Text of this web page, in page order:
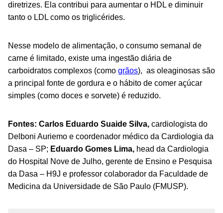
diretrizes. Ela contribui para aumentar o HDL e diminuir
tanto o LDL como os triglicérides.
Nesse modelo de alimentação, o consumo semanal de
carne é limitado, existe uma ingestão diária de
carboidratos complexos (como grãos), as oleaginosas são
a principal fonte de gordura e o hábito de comer açúcar
simples (como doces e sorvete) é reduzido.
Fontes: Carlos Eduardo Suaide Silva, cardiologista do
Delboni Auriemo e coordenador médico da Cardiologia da
Dasa – SP; Eduardo Gomes Lima, head da Cardiologia
do Hospital Nove de Julho, gerente de Ensino e Pesquisa
da Dasa – H9J e professor colaborador da Faculdade de
Medicina da Universidade de São Paulo (FMUSP).